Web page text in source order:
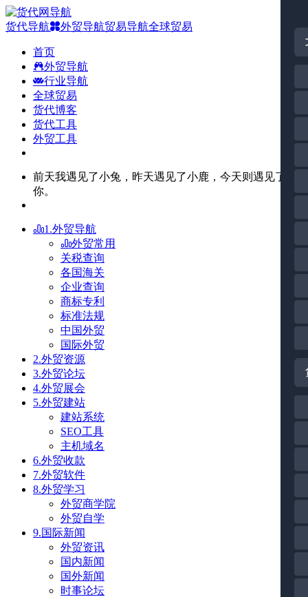
货代导航 外贸导航贸易导航全球贸易
首页
外贸导航
行业导航
全球贸易
货代博客
货代工具
外贸工具
前天我遇见了小兔，昨天遇见了小鹿，今天则遇见了
你。
1.外贸导航
外贸常用
关税查询
各国海关
企业查询
商标专利
标准法规
中国外贸
国际外贸
2.外贸资源
3.外贸论坛
4.外贸展会
5.外贸建站
建站系统
SEO工具
主机域名
6.外贸收款
7.外贸软件
8.外贸学习
外贸商学院
外贸自学
9.国际新闻
外贸资讯
国内新闻
国外新闻
时事论坛